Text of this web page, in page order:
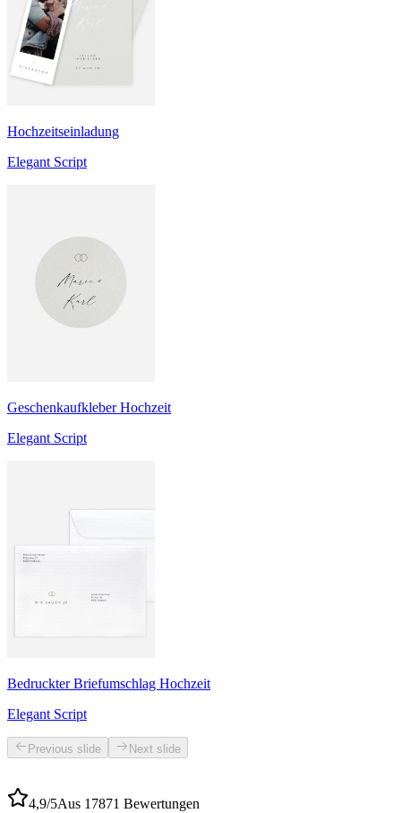
Hochzeitseinladung
Elegant Script
Geschenkaufkleber Hochzeit
Elegant Script
Bedruckter Briefumschlag Hochzeit
Elegant Script
Previous slide Next slide
4,9/5Aus 17871 Bewertungen